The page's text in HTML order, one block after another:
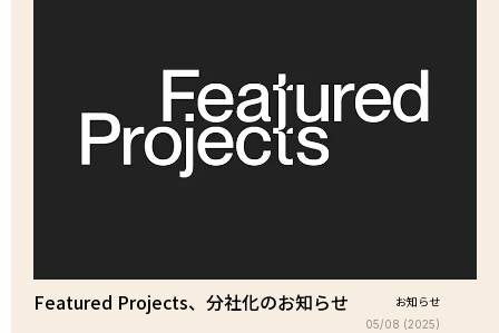
Featured Projects、分社化のお知らせ お知らせ
05/08 (2025)